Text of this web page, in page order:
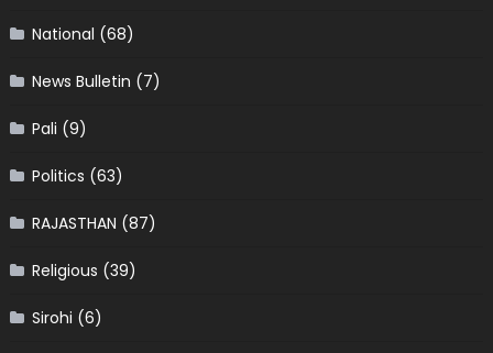
National (68)
News Bulletin (7)
Pali (9)
Politics (63)
RAJASTHAN (87)
Religious (39)
Sirohi (6)